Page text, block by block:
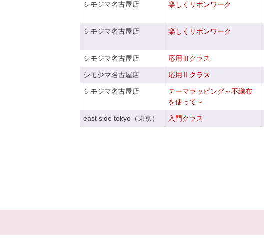
シモジマ名古屋店 楽しくリボンワーク
シモジマ名古屋店 楽しくリボンワーク
シモジマ名古屋店 応用Ⅲクラス
シモジマ名古屋店 応用Ⅱクラス
シモジマ名古屋店
テーマラッピング～不織布
を使って～
east side tokyo（東京） 入門クラス